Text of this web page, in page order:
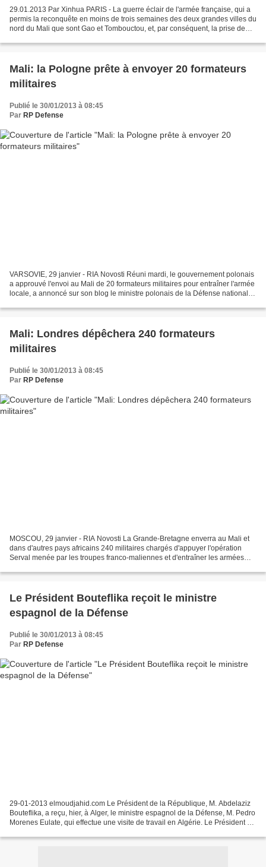
29.01.2013 Par Xinhua PARIS - La guerre éclair de l'armée française, qui a
permis la reconquête en moins de trois semaines des deux grandes villes du
nord du Mali que sont Gao et Tombouctou, et, par conséquent, la prise de
Mali: la Pologne prête à envoyer 20 formateurs
militaires
Publié le 30/01/2013 à 08:45
Par RP Defense
VARSOVIE, 29 janvier - RIA Novosti Réuni mardi, le gouvernement polonais
a approuvé l'envoi au Mali de 20 formateurs militaires pour entraîner l'armée
locale, a annoncé sur son blog le ministre polonais de la Défense nationale
Mali: Londres dépêchera 240 formateurs
militaires
Publié le 30/01/2013 à 08:45
Par RP Defense
MOSCOU, 29 janvier - RIA Novosti La Grande-Bretagne enverra au Mali et
dans d'autres pays africains 240 militaires chargés d'appuyer l'opération
Serval menée par les troupes franco-maliennes et d'entraîner les armées
Le Président Bouteflika reçoit le ministre
espagnol de la Défense
Publié le 30/01/2013 à 08:45
Par RP Defense
29-01-2013 elmoudjahid.com Le Président de la République, M. Abdelaziz
Bouteflika, a reçu, hier, à Alger, le ministre espagnol de la Défense, M. Pedro
Morenes Eulate, qui effectue une visite de travail en Algérie. Le Président de